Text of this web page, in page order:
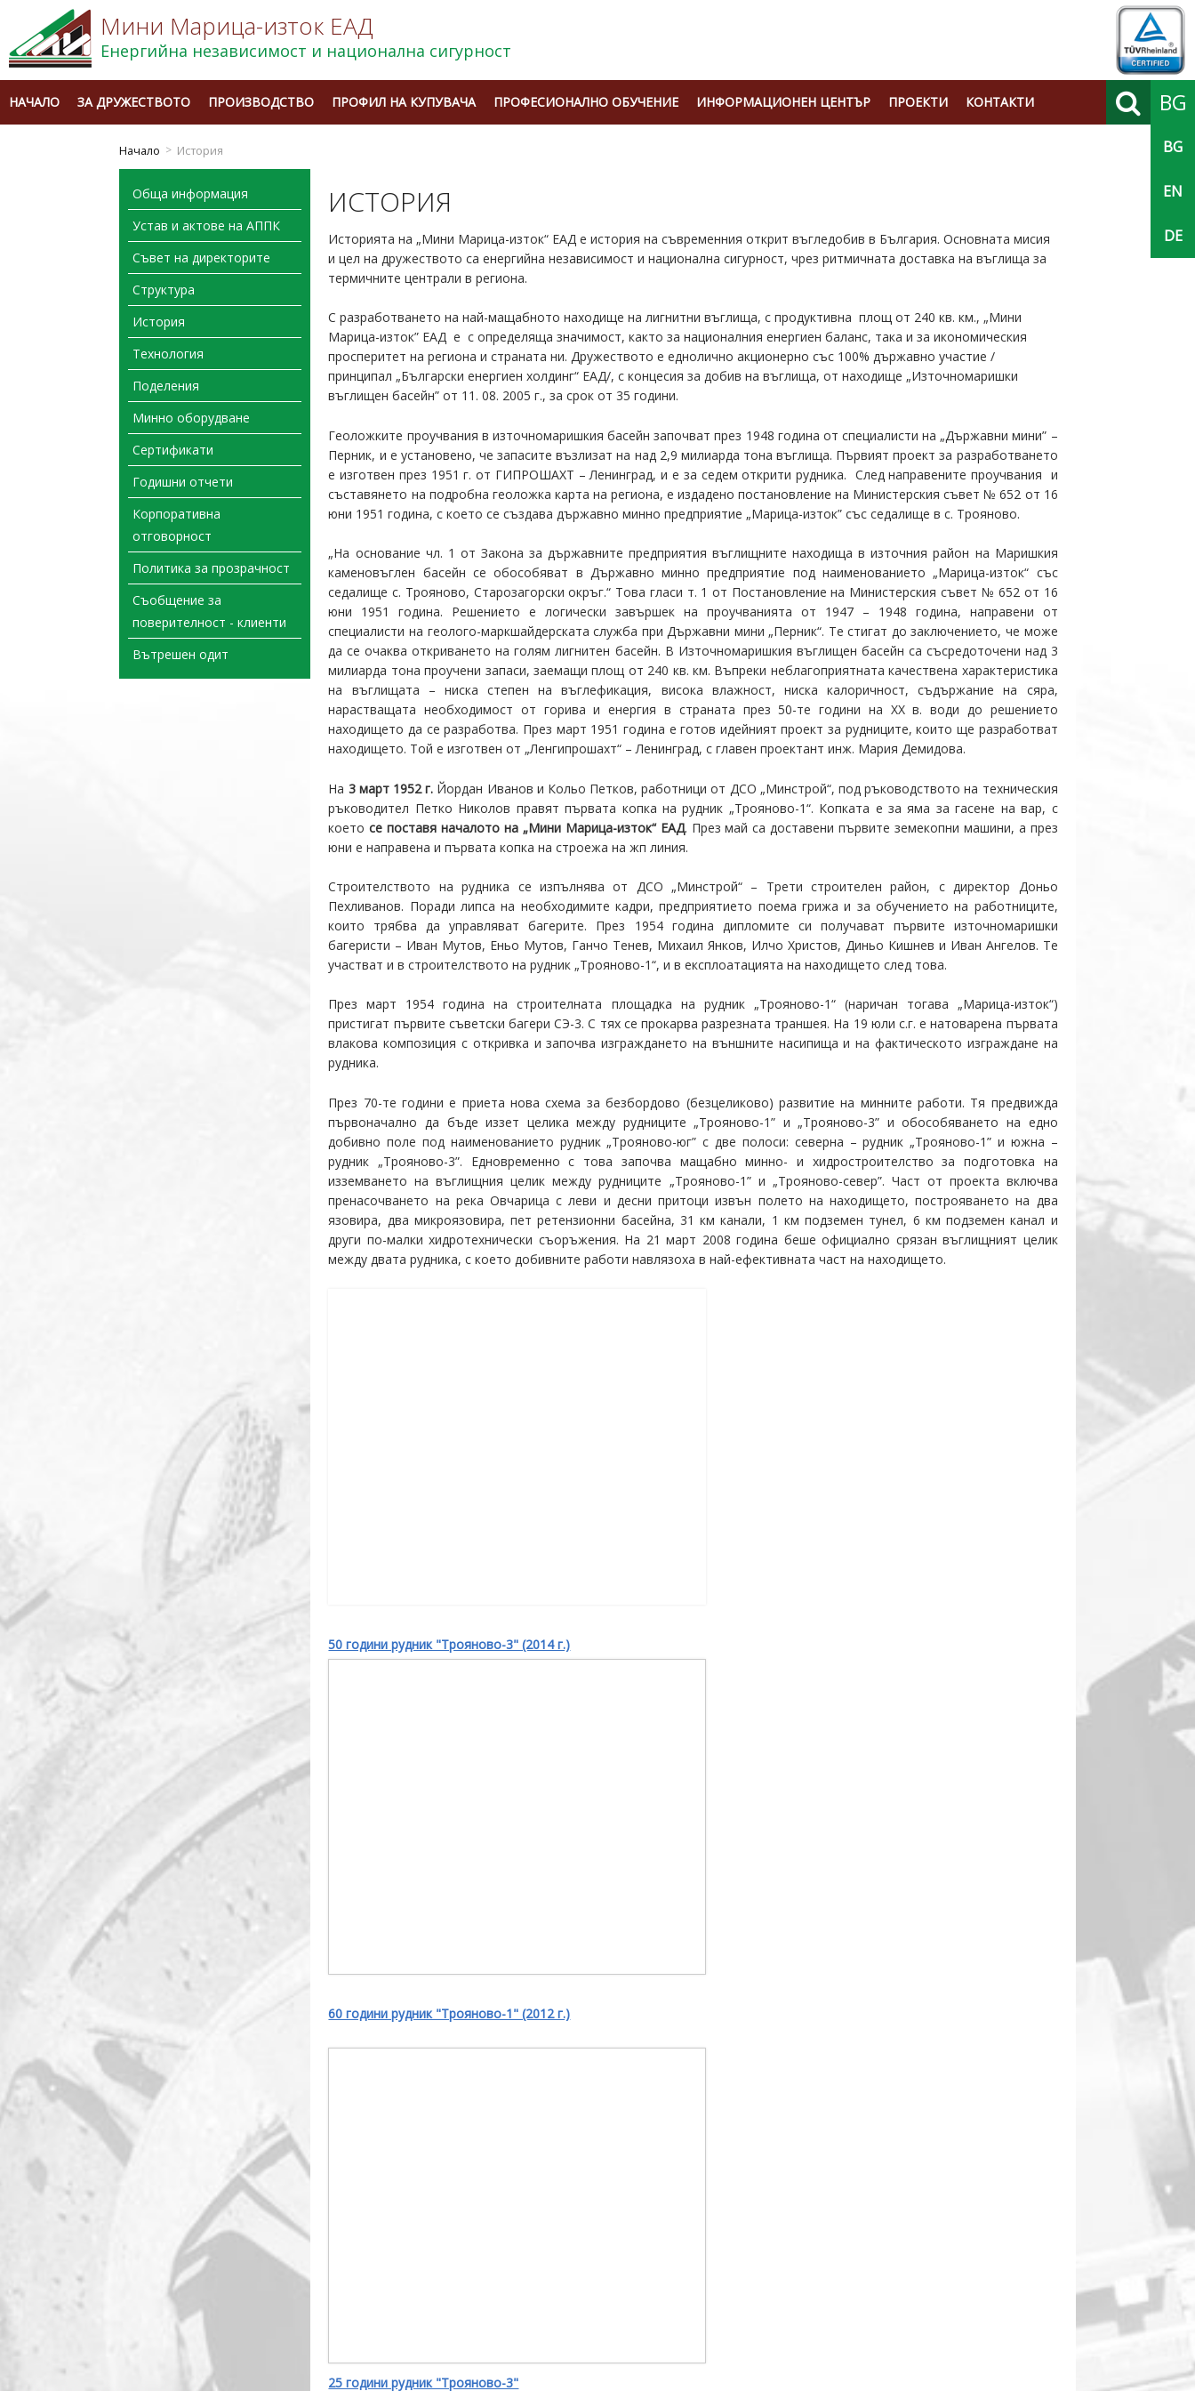
Мини Марица-изток ЕАД
Енергийна независимост и национална сигурност
НАЧАЛО ЗА ДРУЖЕСТВОТО ПРОИЗВОДСТВО ПРОФИЛ НА КУПУВАЧА ПРОФЕСИОНАЛНО ОБУЧЕНИЕ ИНФОРМАЦИОНЕН ЦЕНТЪР ПРОЕКТИ КОНТАКТИ
Търси
BG
BG
EN
DE
Начало История
Обща информация
Устав и актове на АППК
Съвет на директорите
Структура
История
Технология
Поделения
Минно оборудване
Сертификати
Годишни отчети
Корпоративна
отговорност
Политика за прозрачност
Съобщение за
поверителност - клиенти
Вътрешен одит
ИСТОРИЯ
Историята на „Мини Марица-изток“ ЕАД е история на съвременния открит въгледобив в България. Основната мисия
и цел на дружеството са енергийна независимост и национална сигурност, чрез ритмичната доставка на въглища за
термичните централи в региона.
С разработването на най-мащабното находище на лигнитни въглища, с продуктивна площ от 240 кв. км., „Мини
Марица-изток” ЕАД е с определяща значимост, както за националния енергиен баланс, така и за икономическия
просперитет на региона и страната ни. Дружеството е еднолично акционерно със 100% държавно участие /
принципал „Български енергиен холдинг“ ЕАД/, с концесия за добив на въглища, от находище „Източномаришки
въглищен басейн” от 11. 08. 2005 г., за срок от 35 години.
Геоложките проучвания в източномаришкия басейн започват през 1948 година от специалисти на „Държавни мини” –
Перник, и е установено, че запасите възлизат на над 2,9 милиарда тона въглища. Първият проект за разработването
е изготвен през 1951 г. от ГИПРОШАХТ – Ленинград, и е за седем открити рудника. След направените проучвания и
съставянето на подробна геоложка карта на региона, е издадено постановление на Министерския съвет № 652 от 16
юни 1951 година, с което се създава държавно минно предприятие „Марица-изток” със седалище в с. Трояново.
„На основание чл. 1 от Закона за държавните предприятия въглищните находища в източния район на Маришкия
каменовъглен басейн се обособяват в Държавно минно предприятие под наименованието „Марица-изток“ със
седалище с. Трояново, Старозагорски окръг.“ Това гласи т. 1 от Постановление на Министерския съвет № 652 от 16
юни 1951 година. Решението е логически завършек на проучванията от 1947 – 1948 година, направени от
специалисти на геолого-маркшайдерската служба при Държавни мини „Перник“. Те стигат до заключението, че може
да се очаква откриването на голям лигнитен басейн. В Източномаришкия въглищен басейн са съсредоточени над 3
милиарда тона проучени запаси, заемащи площ от 240 кв. км. Въпреки неблагоприятната качествена характеристика
на въглищата – ниска степен на въглефикация, висока влажност, ниска калоричност, съдържание на сяра,
нарастващата необходимост от горива и енергия в страната през 50-те години на ХХ в. води до решението
находището да се разработва. През март 1951 година е готов идейният проект за рудниците, които ще разработват
находището. Той е изготвен от „Ленгипрошахт“ – Ленинград, с главен проектант инж. Мария Демидова.
На 3 март 1952 г. Йордан Иванов и Кольо Петков, работници от ДСО „Минстрой“, под ръководството на техническия
ръководител Петко Николов правят първата копка на рудник „Трояново-1“. Копката е за яма за гасене на вар, с
коетосе поставя началото на „Мини Марица-изток“ ЕАД. През май са доставени първите земекопни машини, а през
юни е направена и първата копка на строежа на жп линия.
Строителството на рудника се изпълнява от ДСО „Минстрой“ – Трети строителен район, с директор Доньо
Пехливанов. Поради липса на необходимите кадри, предприятието поема грижа и за обучението на работниците,
които трябва да управляват багерите. През 1954 година дипломите си получават първите източномаришки
багеристи – Иван Мутов, Еньо Мутов, Ганчо Тенев, Михаил Янков, Илчо Христов, Диньо Кишнев и Иван Ангелов. Те
участват и в строителството на рудник „Трояново-1“, и в експлоатацията на находището след това.
През март 1954 година на строителната площадка на рудник „Трояново-1“ (наричан тогава „Марица-изток“)
пристигат първите съветски багери СЭ-3. С тях се прокарва разрезната траншея. На 19 юли с.г. е натоварена първата
влакова композиция с откривка и започва изграждането на външните насипища и на фактическото изграждане на
рудника.
През 70-те години е приета нова схема за безбордово (безцеликово) развитие на минните работи. Тя предвижда
първоначално да бъде иззет целика между рудниците „Трояново-1” и „Трояново-3” и обособяването на едно
добивно поле под наименованието рудник „Трояново-юг” с две полоси: северна – рудник „Трояново-1” и южна –
рудник „Трояново-3”. Едновременно с това започва мащабно минно- и хидростроителство за подготовка на
изземването на въглищния целик между рудниците „Трояново-1” и „Трояново-север”. Част от проекта включва
пренасочването на река Овчарица с леви и десни притоци извън полето на находището, построяването на два
язовира, два микроязовира, пет ретензионни басейна, 31 км канали, 1 км подземен тунел, 6 км подземен канал и
други по-малки хидротехнически съоръжения. На 21 март 2008 година беше официално срязан въглищният целик
между двата рудника, с което добивните работи навлязоха в най-ефективната част на находището.
50 години рудник "Трояново-3" (2014 г.)
60 години рудник "Трояново-1" (2012 г.)
25 години рудник "Трояново-3"